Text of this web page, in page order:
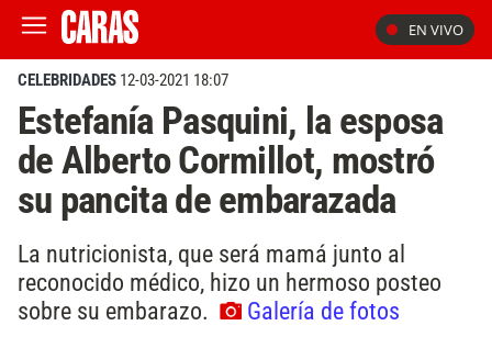
EN VIVO
CELEBRIDADES 12-03-2021 18:07
Estefanía Pasquini, la esposa
de Alberto Cormillot, mostró
su pancita de embarazada
La nutricionista, que será mamá junto al
reconocido médico, hizo un hermoso posteo
sobre su embarazo.
Galería de fotos